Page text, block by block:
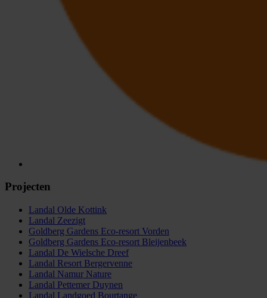
Projecten
Landal Olde Kottink
Landal Zeezigt
Goldberg Gardens Eco-resort Vorden
Goldberg Gardens Eco-resort Bleijenbeek
Landal De Wielsche Dreef
Landal Resort Bergervenne
Landal Namur Nature
Landal Pettemer Duynen
Landal Landgoed Bourtange